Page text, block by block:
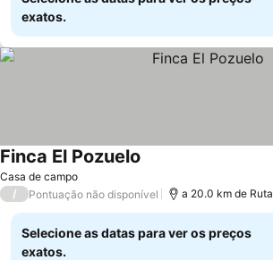
exatos.
Casa de campo
Finca El Pozuelo
/ Pontuação não disponível a 20.0 km de
Selecione as datas para ver os preços
exatos.